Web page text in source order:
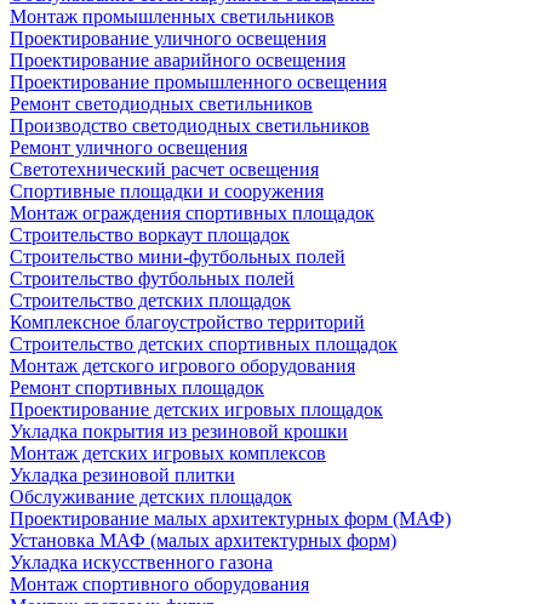
Монтаж промышленных светильников
Проектирование уличного освещения
Проектирование аварийного освещения
Проектирование промышленного освещения
Ремонт светодиодных светильников
Производство светодиодных светильников
Ремонт уличного освещения
Светотехнический расчет освещения
Спортивные площадки и сооружения
Монтаж ограждения спортивных площадок
Строительство воркаут площадок
Строительство мини-футбольных полей
Строительство футбольных полей
Строительство детских площадок
Комплексное благоустройство территорий
Строительство детских спортивных площадок
Монтаж детского игрового оборудования
Ремонт спортивных площадок
Проектирование детских игровых площадок
Укладка покрытия из резиновой крошки
Монтаж детских игровых комплексов
Укладка резиновой плитки
Обслуживание детских площадок
Проектирование малых архитектурных форм (МАФ)
Установка МАФ (малых архитектурных форм)
Укладка искусственного газона
Монтаж спортивного оборудования